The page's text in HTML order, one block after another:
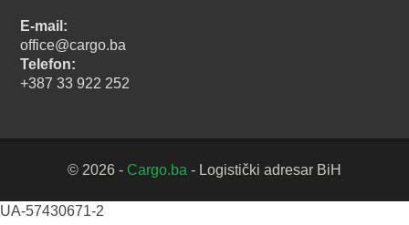
E-mail:
office@cargo.ba
Telefon:
+387 33 922 252
© 2026 - Cargo.ba - Logistički adresar BiH
UA-57430671-2